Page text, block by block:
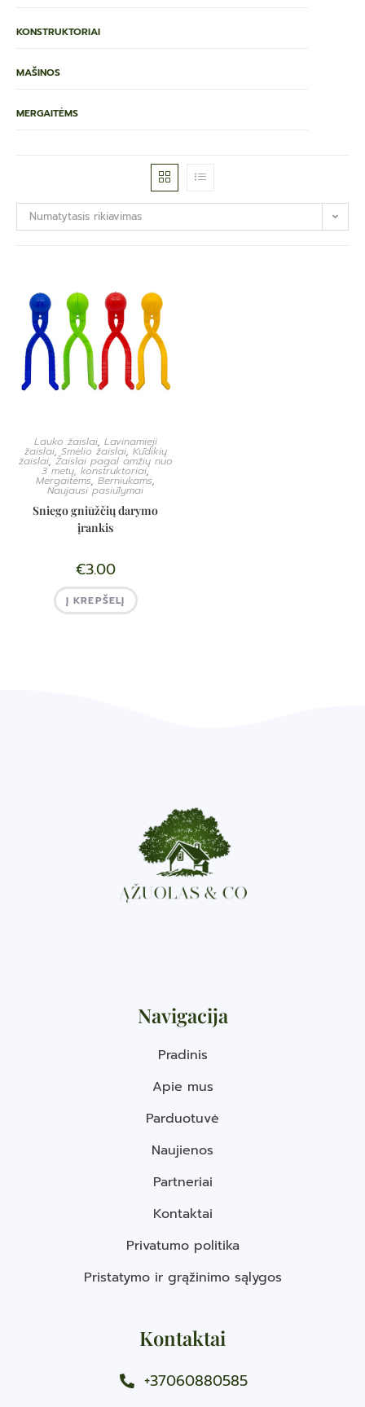
KONSTRUKTORIAI
MAŠINOS
MERGAITĖMS
Numatytasis rikiavimas
Lauko žaislai, Lavinamieji
žaislai, Smėlio žaislai, Kūdikių
žaislai, Žaislai pagal amžių nuo
3 metų, konstruktoriai,
Mergaitėms, Berniukams,
Naujausi pasiūlymai
Sniego gniūžčių darymo
įrankis
€3.00
Į KREPŠELĮ
Navigacija
Pradinis
Apie mus
Parduotuvė
Naujienos
Partneriai
Kontaktai
Privatumo politika
Pristatymo ir grąžinimo sąlygos
Kontaktai
+37060880585